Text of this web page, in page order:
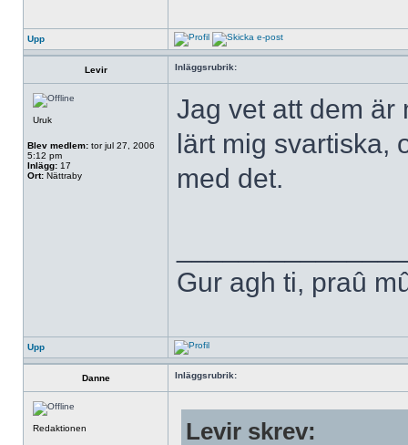
Upp
Levir Inläggsrubrik:
Uruk
Blev medlem: tor jul 27, 2006
5:12 pm
Inlägg: 17
Ort: Nättraby
Jag vet att dem är
lärt mig svartiska,
med det.
Gur agh ti, praû
Upp
Danne Inläggsrubrik:
Redaktionen Levir skrev: